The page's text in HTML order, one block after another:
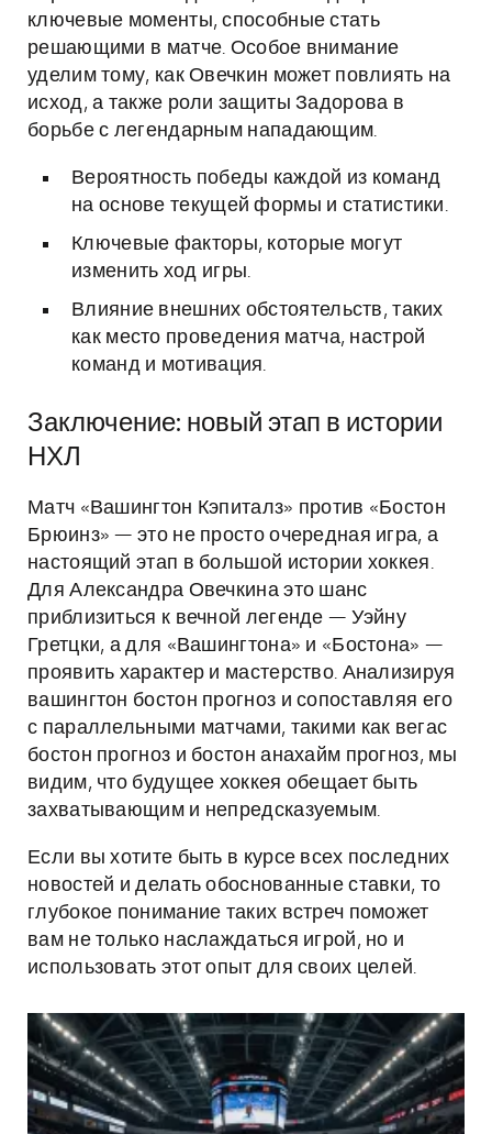
ключевые моменты, способные стать
решающими в матче. Особое внимание
уделим тому, как Овечкин может повлиять на
исход, а также роли защиты Задорова в
борьбе с легендарным нападающим.
Вероятность победы каждой из команд
на основе текущей формы и статистики.
Ключевые факторы, которые могут
изменить ход игры.
Влияние внешних обстоятельств, таких
как место проведения матча, настрой
команд и мотивация.
Заключение: новый этап в истории
НХЛ
Матч «Вашингтон Кэпиталз» против «Бостон
Брюинз» — это не просто очередная игра, а
настоящий этап в большой истории хоккея.
Для Александра Овечкина это шанс
приблизиться к вечной легенде — Уэйну
Гретцки, а для «Вашингтона» и «Бостона» —
проявить характер и мастерство. Анализируя
вашингтон бостон прогноз и сопоставляя его
с параллельными матчами, такими как вегас
бостон прогноз и бостон анахайм прогноз, мы
видим, что будущее хоккея обещает быть
захватывающим и непредсказуемым.
Если вы хотите быть в курсе всех последних
новостей и делать обоснованные ставки, то
глубокое понимание таких встреч поможет
вам не только наслаждаться игрой, но и
использовать этот опыт для своих целей.